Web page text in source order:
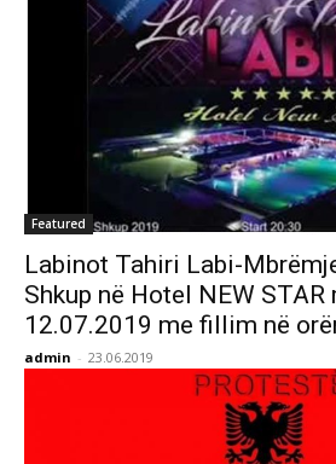
Featured
Labinot Tahiri Labi-
Shkup në Hotel NEW STAR
12.07.2019 me fillim në
admin - 23.06.2019